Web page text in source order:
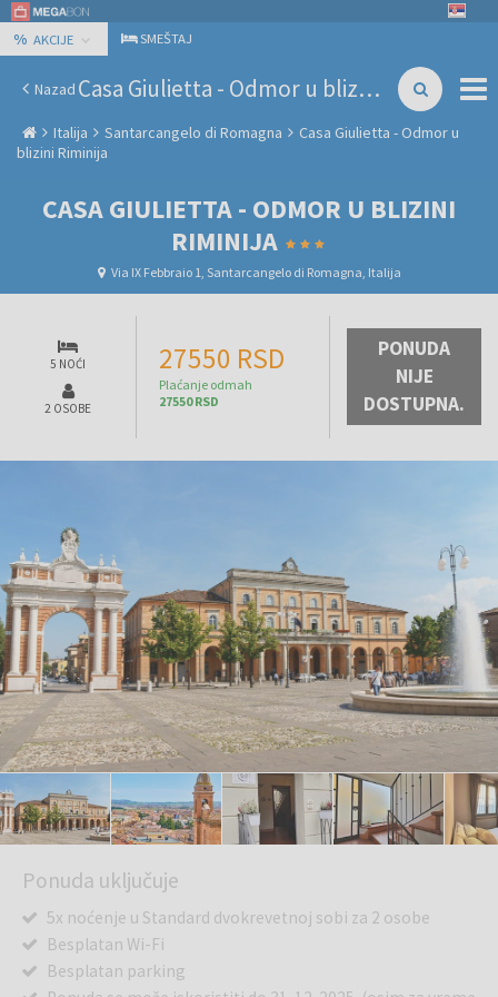
% AKCIJE SMEŠTAJ
Nazad Casa Giulietta - Odmor u blizini Riminija
Italija Santarcangelo di Romagna
Casa Giulietta - Odmor u
blizini Riminija
CASA GIULIETTA - ODMOR U BLIZINI
RIMINIJA
Via IX Febbraio 1, Santarcangelo di Romagna, Italija
5 NOĆI
2 OSOBE
27550 RSD
Plaćanje odmah
27550 RSD
PONUDA
NIJE
DOSTUPNA.
Ponuda uključuje
5x noćenje u Standard dvokrevetnoj sobi za 2 osobe
Besplatan Wi-Fi
Besplatan parking